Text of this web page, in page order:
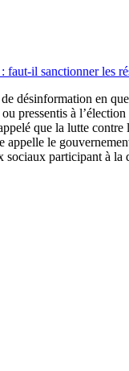
faut-il sanctionner les
désinformation en
pressentis à
que la lutte contre
appelle le
sociaux participant à la